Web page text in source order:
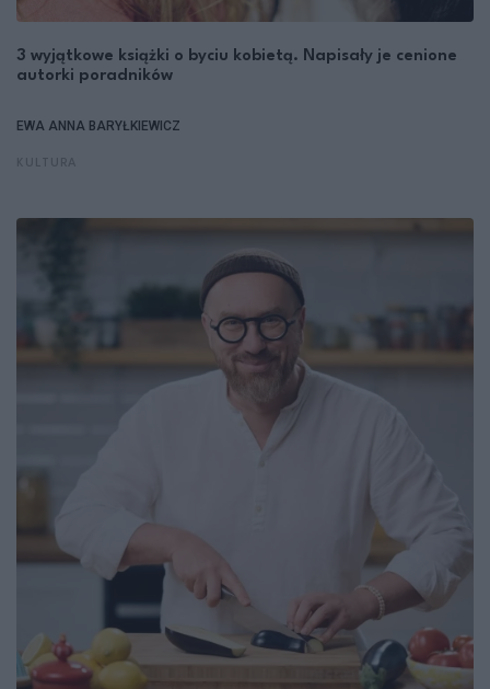
3 wyjątkowe książki o byciu kobietą. Napisały je cenione
autorki poradników
EWA ANNA BARYŁKIEWICZ